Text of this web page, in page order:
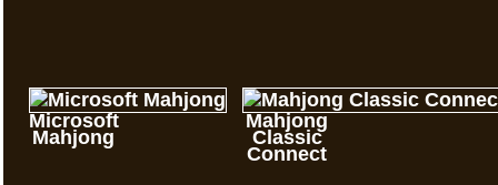
Microsoft
Mahjong
Mahjong
Classic
Connect